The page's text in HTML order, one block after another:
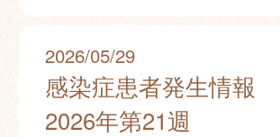
2026/05/29
感染症患者発生情報
2026年第21週